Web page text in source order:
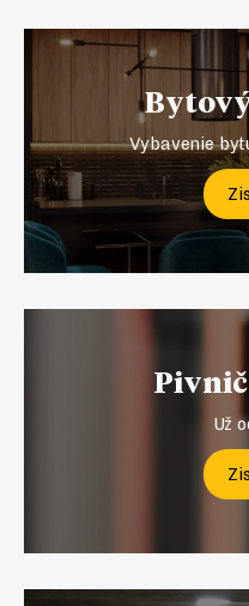
Vybavenie
Už